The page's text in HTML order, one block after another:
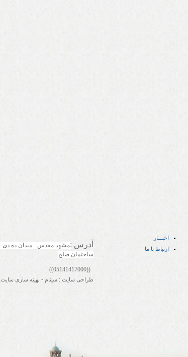
اخبـــار
ارتباط با ما آدرس :
ساختمان صلح
((05141417000))
طراحی سایت : سینام - بهینه سازی سایت